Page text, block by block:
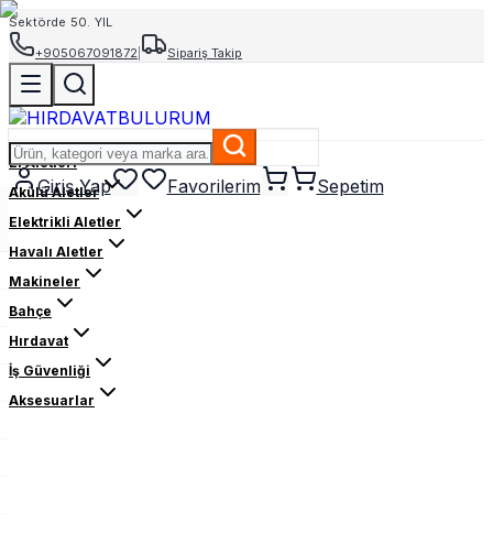
Sektörde 50. YIL
+905067091872
Sipariş Takip
Giriş Yap Favorilerim Sepetim
El Aletleri
Akülü Aletler
Elektrikli Aletler
Havalı Aletler
Makineler
Bahçe
Hırdavat
İş Güvenliği
Aksesuarlar